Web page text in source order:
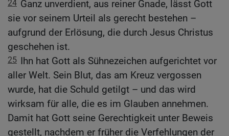
24 Ganz unverdient, aus reiner Gnade, lässt Gott
sie vor seinem Urteil als gerecht bestehen –
aufgrund der Erlösung, die durch Jesus Christus
geschehen ist.
25 Ihn hat Gott als Sühnezeichen aufgerichtet vor
aller Welt. Sein Blut, das am Kreuz vergossen
wurde, hat die Schuld getilgt – und das wird
wirksam für alle, die es im Glauben annehmen.
Damit hat Gott seine Gerechtigkeit unter Beweis
gestellt, nachdem er früher die Verfehlungen der